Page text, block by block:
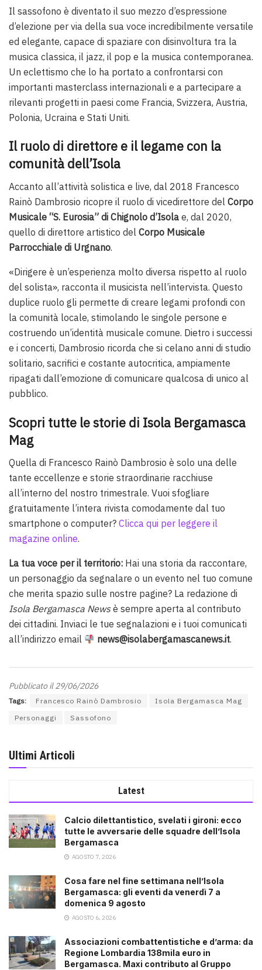
Il sassofono è diventato il suo mezzo d’espressione
d’elezione per via della sua voce incredibilmente versatile
ed elegante, capace di spaziare con disinvoltura tra la
musica classica, il jazz, il pop e la musica contemporanea.
Un eclettismo che lo ha portato a confrontarsi con
importanti masterclass internazionali e a partecipare a
rilevanti progetti in paesi come Francia, Svizzera, Austria,
Polonia, Ucraina e Stati Uniti.
Il ruolo di direttore e il legame con la
comunità dell’Isola
Accanto all’attività solistica e live, dal 2018 Francesco
Rainò Dambrosio ricopre il ruolo di vicedirettore del Corpo
Musicale “S. Eurosia” di Chignolo d’Isola e, dal 2020,
quello di direttore artistico del Corpo Musicale
Parrocchiale di Urgnano.
«Dirigere è un’esperienza molto diversa rispetto al ruolo
del solista», racconta il musicista nell’intervista. Questo
duplice ruolo gli permette di creare legami profondi con
la comunità locale, stimolando le singole persone e
costruendo un’identità musicale comune. Dietro i successi
e i concerti, Dambrosio ricorda che si celano anni di studio
solitario, sacrifici e costante autocritica, ampiamente
ripagati dall’emozione di comunicare qualcosa di unico al
pubblico.
Scopri tutte le storie di Isola Bergamasca
Mag
Quella di Francesco Rainò Dambrosio è solo una delle
tante eccellenze e storie straordinarie racchiuse
all’interno del nostro trimestrale. Vuoi sfogliare
gratuitamente l’intera rivista comodamente dal tuo
smartphone o computer? Clicca qui per leggere il
magazine online.
La tua voce per il territorio: Hai una storia da raccontare,
un personaggio da segnalare o un evento nel tuo comune
che merita spazio sulle nostre pagine? La redazione di
Isola Bergamasca Newsè sempre aperta al contributo
dei cittadini. Inviaci le tue segnalazioni e i tuoi comunicati
all’indirizzo email
news@isolabergamascanews.it.
Pubblicato il 29/06/2026
Tags: Francesco Rainò Dambrosio
Isola Bergamasca Mag
Personaggi
Sassofono
Ultimi Articoli
Latest
Calcio dilettantistico, svelati i gironi: ecco
tutte le avversarie delle squadre dell’Isola
Bergamasca
AGOSTO 7, 2026
Cosa fare nel fine settimana nell’Isola
Bergamasca: gli eventi da venerdì 7 a
domenica 9 agosto
AGOSTO 6, 2026
Associazioni combattentistiche e d’arma: da
Regione Lombardia 138mila euro in
Bergamasca. Maxi contributo al Gruppo